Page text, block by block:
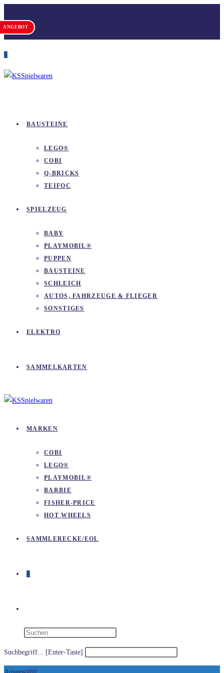
Inhalt
springen
Versandkostenfrei ab 100 €
0
BAUSTEINE
LEGO®
COBI
Q-BRICKS
TEIFOC
SPIELZEUG
BABY
PLAYMOBIL®
PUPPEN
BAUSTEINE
SCHLEICH
AUTOS, FAHRZEUGE & FLIEGER
SONSTIGES
ELEKTRO
SAMMELKARTEN
MARKEN
COBI
LEGO®
PLAYMOBIL®
BARBIE
FISHER-PRICE
HOT WHEELS
SAMMLERECKE/EOL
0
Suchbegriff... [Enter-Taste]
ANGEBOT